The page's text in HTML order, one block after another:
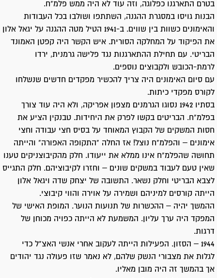
בטרם התארגנו כפלוגה, וזה עוד לא היה ממש פלמ"ח.
הבנות גויסו במסגרת ההגנה, השתתפו ושולבו בכל העבודות
והאימונים כשוות בין שווים. ב-1941 הטיל מטה ההגנה על יגאל אלון
את הפיקוד על המחלקה הסורית. איש הקשר היה קפטן האמונד
הבריטי. עם תחילת ההתארגנות נגד פלישה גרמנית, ירדו
לרמת-הכובש ולקבוצים נוספים.
עם סיום האימונים היה צריך להכשיר מפקדים חדשים שנשלחו
לקורס מפקדי כיתות.
בסתיו 1942 נסוגו הגרמנים מצפון אפריקה, ולא היה עוד צורך
בפלמ"ח. הבריטים בקשו לפרק את היחידות. טבנקין הציע את
חסות המשקים של הקבוץ המאוחד על בסיס חצי עבודה וחצי
אימונים – והפלמ"ח נוצל! אז החלה "התקופה האפורה" והייתה
תחושה שהפלמ"ח אינו ממלא את ייעודו. חלק מהקיבוצניקים טענו
שאין טעם לעבוד במשקים שונים – וחזרו לקיבוציהם. חלק התגייס
לצבא הבריטי וחלק נשאר. התשובה של יצחק שדה ויגאל אלון
הייתה קורסים למיניהם ושמירה על אוירה והווי קיבוצי.
ההמשך יהיה – ההכשרות של תנועות הנוער. המופת האישי של
המפקד היה ערך עליון. המשמעת לא הייתה כפויה מכוחן של
דרגות.
1944 – הסזון. הפעילות הייתה לעקוב אחרי אנשי האצ"ל כדי
לגלות את מצבורי הנשק שלהם, לא נאמר שזו פעולה נגד יהודים
אך בהמשך זה היה מובן מאליו.